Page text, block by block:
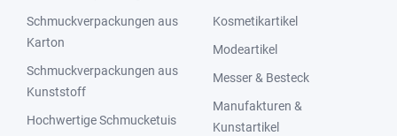
Schmuckverpackungen aus
Karton
Schmuckverpackungen aus
Kunststoff
Hochwertige Schmucketuis
Kosmetikartikel
Modeartikel
Messer & Besteck
Manufakturen &
Kunstartikel